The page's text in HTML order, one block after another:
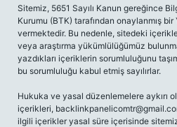
Sitemiz, 5651 Sayılı Kanun gereğince
Kurumu (BTK) tarafından onaylanmış
vermektedir. Bu nedenle, sitedeki
veya araştırma yükümlülüğümüz
yazdıkları içeriklerin sorumluluğunu
bu sorumluluğu kabul etmiş sayılırlar.
Hukuka ve yasal düzenlemelere aykırı
içerikleri,
ilgili içerikler yasal süre içerisinde